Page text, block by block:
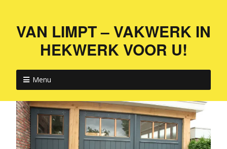
VAN LIMPT – VAKWERK IN
HEKWERK VOOR U!
Menu